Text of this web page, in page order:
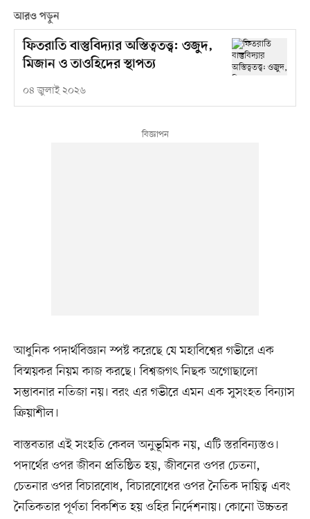
আরও পড়ুন
ফিতরাতি বাস্তুবিদ্যার অস্তিত্বতত্ত্ব: ওজুদ,
মিজান ও তাওহিদের স্থাপত্য
০৪ জুলাই ২০২৬
আধুনিক পদার্থবিজ্ঞান স্পষ্ট করেছে যে মহাবিশ্বের গভীরে এক
বিস্ময়কর নিয়ম কাজ করছে। বিশ্বজগৎ নিছক অগোছালো
সম্ভাবনার নতিজা নয়। বরং এর গভীরে এমন এক সুসংহত বিন্যাস
ক্রিয়াশীল।
বাস্তবতার এই সংহতি কেবল অনুভূমিক নয়, এটি স্তরবিন্যস্তও।
পদার্থের ওপর জীবন প্রতিষ্ঠিত হয়, জীবনের ওপর চেতনা,
চেতনার ওপর বিচারবোধ, বিচারবোধের ওপর নৈতিক দায়িত্ব এবং
নৈতিকতার পূর্ণতা বিকশিত হয় ওহির নির্দেশনায়। কোনো উচ্চতর